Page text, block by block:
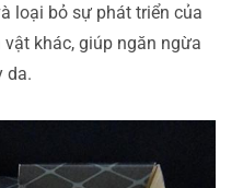
loại bỏ sự phát triển của
khác, giúp ngăn ngừa
da.